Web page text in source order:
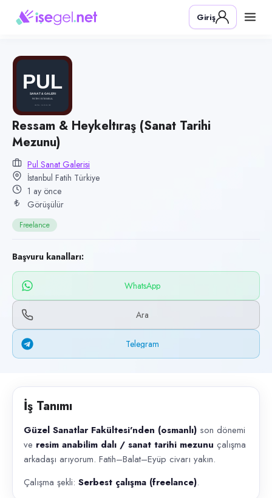
Pozisyon
Ressam & Heykeltıraş (Sanat Tarihi Mezunu)
Pul Sanat Galerisi
Kategori
Teknoloji & Yazılım
Konum
Fatih, İstanbul
Çalışma şekli
Freelance · Ofis
Yayın tarihi
30 Haziran 2026
28 Eylül 2026
Başvuru kanalları
WhatsApp, Telegram, Telefon
İlan açıklaması
Güzel Sanatlar Fakültesi'nden (osmanlı) son dönemi ve resim
Giriş
Ressam & Heykeltıraş (Sanat Tarihi
Mezunu)
Pul Sanat Galerisi
İstanbul Fatih Türkiye
1 ay önce
Görüşülür
Freelance
Başvuru kanalları:
WhatsApp
Ara
Telegram
İş Tanımı
Güzel Sanatlar Fakültesi'nden (osmanlı) son dönemi
ve resim anabilim dalı / sanat tarihi mezunu çalışma
arkadaşı arıyorum. Fatih–Balat–Eyüp civarı yakın.
Çalışma şekli: Serbest çalışma (freelance).